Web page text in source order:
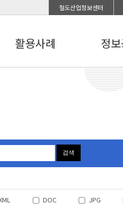
철도산업정보센터
활용사례 정
검색
DOC JPG